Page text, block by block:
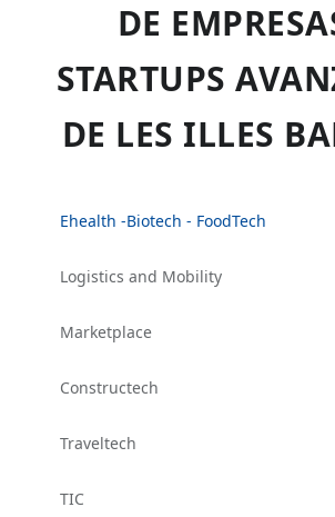
DE
STARTUPS
DE LES ILLES
Ehealth -Biotech - FoodTech
Logistics and Mobility
Marketplace
Constructech
Traveltech
TIC